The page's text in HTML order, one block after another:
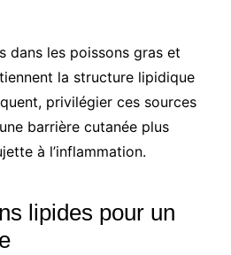
dans les poissons gras et
la structure lipidique
privilégier ces sources
barrière cutanée plus
à l’inflammation.
lipides pour un